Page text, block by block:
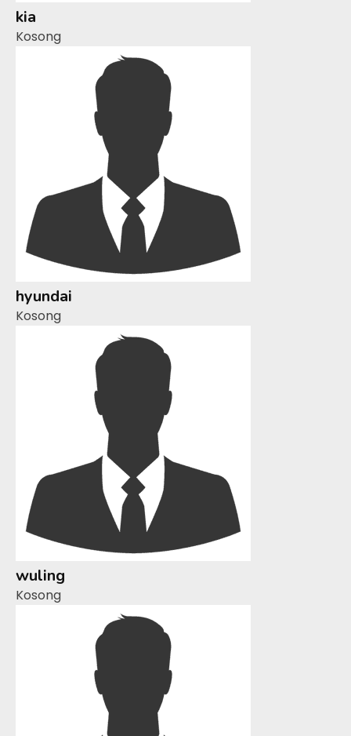
kia
Kosong
hyundai
Kosong
wuling
Kosong